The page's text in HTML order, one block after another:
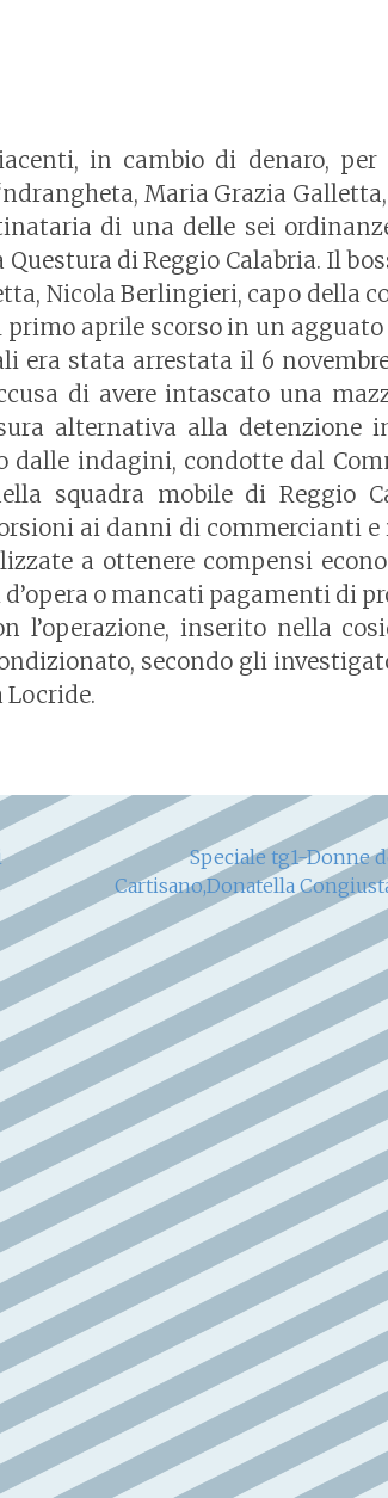
in cambio di denaro, per
Maria Grazia
di una delle sei
di Reggio Calabria. Il
Nicola Berlingieri, capo della
aprile scorso in un agguato
era stata arrestata il 6
di avere intascato una
alternativa alla detenzione
dalle indagini, condotte dal
squadra mobile di Reggio
ai danni di commercianti
a ottenere compensi
o mancati pagamenti di
l’operazione, inserito nella
secondo gli
Locride.
Speciale tg1-Donne
Cartisano,Donatella